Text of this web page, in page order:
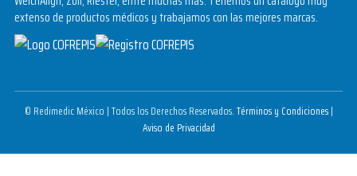
extenso de productos médicos y trabajamos con las mejores marcas.
© Redimedic México | Todos los Derechos Reservados.Términos y Condiciones|
Aviso de Privacidad